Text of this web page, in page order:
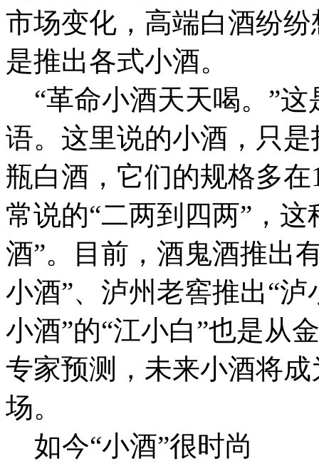
市场变化，高端白酒纷
是推出各式小酒。
“革命小酒天天喝。”这
语。这里说的小酒，只
瓶白酒，它们的规格多
常说的“二两到四两”，
酒”。目前，酒鬼酒推出
小酒”、泸州老窖推出“
小酒”的“江小白”也是从
专家预测，未来小酒将
场。
如今“小酒”很时尚